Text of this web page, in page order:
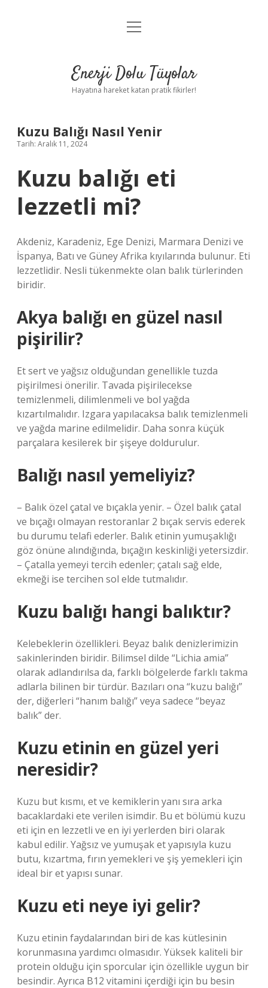
Anasayfa
Yasal Uyarı
menüyü
Enerji Dolu Tüyolar
Hayatına hareket katan pratik fikirler!
Kuzu Balığı Nasıl Yenir
Tarih: Aralık 11, 2024
Kuzu balığı eti
lezzetli mi?
Akdeniz, Karadeniz, Ege Denizi, Marmara Denizi ve
İspanya, Batı ve Güney Afrika kıyılarında bulunur. Eti
lezzetlidir. Nesli tükenmekte olan balık türlerinden
biridir.
Akya balığı en güzel nasıl
pişirilir?
Et sert ve yağsız olduğundan genellikle tuzda
pişirilmesi önerilir. Tavada pişirilecekse
temizlenmeli, dilimlenmeli ve bol yağda
kızartılmalıdır. Izgara yapılacaksa balık temizlenmeli
ve yağda marine edilmelidir. Daha sonra küçük
parçalara kesilerek bir şişeye doldurulur.
Balığı nasıl yemeliyiz?
– Balık özel çatal ve bıçakla yenir. – Özel balık çatal
ve bıçağı olmayan restoranlar 2 bıçak servis ederek
bu durumu telafi ederler. Balık etinin yumuşaklığı
göz önüne alındığında, bıçağın keskinliği yetersizdir.
– Çatalla yemeyi tercih edenler; çatalı sağ elde,
ekmeği ise tercihen sol elde tutmalıdır.
Kuzu balığı hangi balıktır?
Kelebeklerin özellikleri. Beyaz balık denizlerimizin
sakinlerinden biridir. Bilimsel dilde “Lichia amia”
olarak adlandırılsa da, farklı bölgelerde farklı takma
adlarla bilinen bir türdür. Bazıları ona “kuzu balığı”
der, diğerleri “hanım balığı” veya sadece “beyaz
balık” der.
Kuzu etinin en güzel yeri
neresidir?
Kuzu but kısmı, et ve kemiklerin yanı sıra arka
bacaklardaki ete verilen isimdir. Bu et bölümü kuzu
eti için en lezzetli ve en iyi yerlerden biri olarak
kabul edilir. Yağsız ve yumuşak et yapısıyla kuzu
butu, kızartma, fırın yemekleri ve şiş yemekleri için
ideal bir et yapısı sunar.
Kuzu eti neye iyi gelir?
Kuzu etinin faydalarından biri de kas kütlesinin
korunmasına yardımcı olmasıdır. Yüksek kaliteli bir
protein olduğu için sporcular için özellikle uygun bir
besindir. Ayrıca B12 vitamini içerdiği için bu besin